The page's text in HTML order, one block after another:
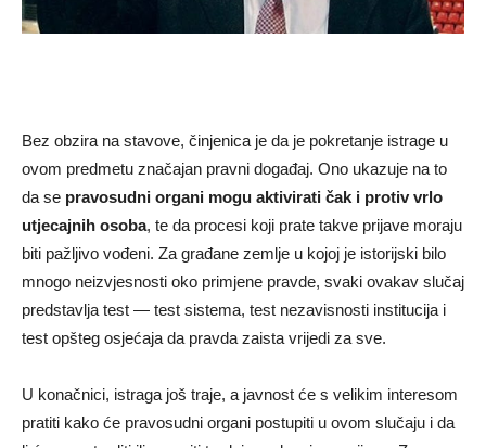
Bez obzira na stavove, činjenica je da je pokretanje istrage u
ovom predmetu značajan pravni događaj. Ono ukazuje na to
da se pravosudni organi mogu aktivirati čak i protiv vrlo
utjecajnih osoba, te da procesi koji prate takve prijave moraju
biti pažljivo vođeni. Za građane zemlje u kojoj je istorijski bilo
mnogo neizvjesnosti oko primjene pravde, svaki ovakav slučaj
predstavlja test — test sistema, test nezavisnosti institucija i
test opšteg osjećaja da pravda zaista vrijedi za sve.
U konačnici, istraga još traje, a javnost će s velikim interesom
pratiti kako će pravosudni organi postupiti u ovom slučaju i da